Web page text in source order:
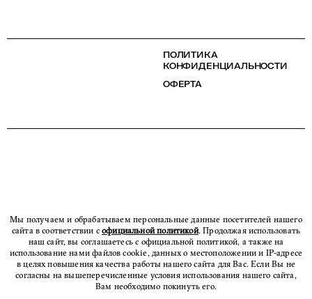
ПОЛИТИКА
КОНФИДЕНЦИАЛЬНОСТИ
ОФЕРТА
Мы получаем и обрабатываем персональные данные посетителей нашего
сайта в соответствии софициальной политикой. Продолжая использовать
наш сайт, вы соглашаетесь с официальной политикой, а также на
использование нами файлов cookie, данных о местоположении и IP-адресе
в целях повышения качества работы нашего сайта для Вас. Если Вы не
согласны на вышеперечисленные условия использования нашего сайта,
Вам необходимо покинуть его.